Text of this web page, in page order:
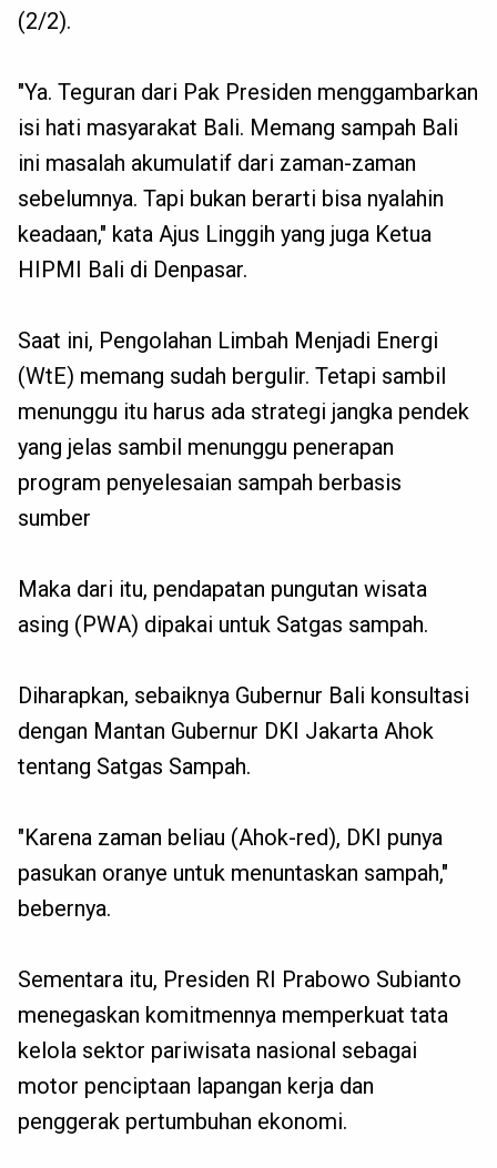
(2/2).
"Ya. Teguran dari Pak Presiden menggambarkan
isi hati masyarakat Bali. Memang sampah Bali
ini masalah akumulatif dari zaman-zaman
sebelumnya. Tapi bukan berarti bisa nyalahin
keadaan," kata Ajus Linggih yang juga Ketua
HIPMI Bali di Denpasar.
Saat ini, Pengolahan Limbah Menjadi Energi
(WtE) memang sudah bergulir. Tetapi sambil
menunggu itu harus ada strategi jangka pendek
yang jelas sambil menunggu penerapan
program penyelesaian sampah berbasis
sumber
Maka dari itu, pendapatan pungutan wisata
asing (PWA) dipakai untuk Satgas sampah.
Diharapkan, sebaiknya Gubernur Bali konsultasi
dengan Mantan Gubernur DKI Jakarta Ahok
tentang Satgas Sampah.
"Karena zaman beliau (Ahok-red), DKI punya
pasukan oranye untuk menuntaskan sampah,"
bebernya.
Sementara itu, Presiden RI Prabowo Subianto
menegaskan komitmennya memperkuat tata
kelola sektor pariwisata nasional sebagai
motor penciptaan lapangan kerja dan
penggerak pertumbuhan ekonomi.